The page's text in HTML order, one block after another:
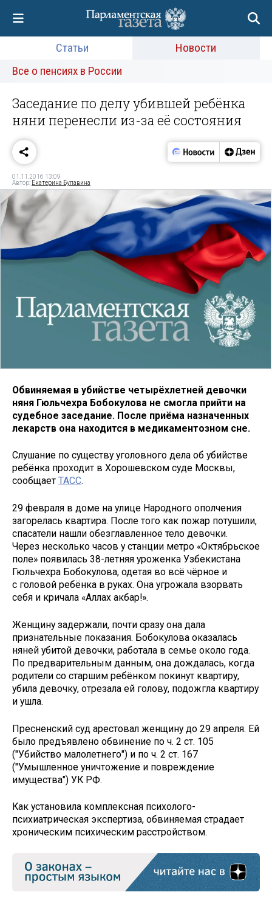
Статьи
Новости
Все о пенсиях в России
Заседание по делу убившей ребёнка
няни перенесли из-за её состояния
01.11.2016 13:09
Автор: Екатерина Булавина
Обвиняемая в убийстве четырёхлетней девочки
няня Гюльчехра Бобокулова не смогла прийти на
судебное заседание. После приёма назначенных
лекарств она находится в медикаментозном сне.
Слушание по существу уголовного дела об убийстве
ребёнка проходит в Хорошевском суде Москвы,
сообщает ТАСС.
29 февраля в доме на улице Народного ополчения
загорелась квартира. После того как пожар потушили,
спасатели нашли обезглавленное тело девочки.
Через несколько часов у станции метро «Октябрьское
поле» появилась 38-летняя уроженка Узбекистана
Гюльчехра Бобокулова, одетая во всё чёрное и
с головой ребёнка в руках. Она угрожала взорвать
себя и кричала «Аллах акбар!».
Женщину задержали, почти сразу она дала
признательные показания. Бобокулова оказалась
няней убитой девочки, работала в семье около года.
По предварительным данным, она дождалась, когда
родители со старшим ребёнком покинут квартиру,
убила девочку, отрезала ей голову, подожгла квартиру
и ушла.
Пресненский суд арестовал женщину до 29 апреля. Ей
было предъявлено обвинение по ч. 2 ст. 105
("Убийство малолетнего") и по ч. 2 ст. 167
("Умышленное уничтожение и повреждение
имущества") УК РФ.
Как установила комплексная психолого-
психиатрическая экспертиза, обвиняемая страдает
хроническим психическим расстройством.